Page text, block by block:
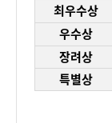
최우수상
우수상
장려상
특별상